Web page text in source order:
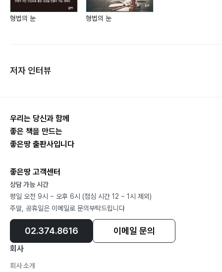
형법의 눈 형법의 눈
저자 인터뷰
우리는 당신과 함께
좋은 책을 만드는
좋은땅 출판사입니다
좋은땅 고객센터
상담 가능 시간
평일 오전 9시 ~ 오후 6시 (점심 시간 12 ~ 1시 제외)
주말, 공휴일은 이메일로 문의부탁드립니다
02.374.8616 이메일 문의
회사
회사 소개